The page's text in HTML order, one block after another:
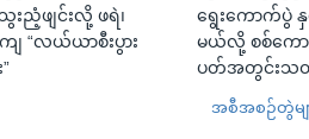
ညံ့ဖျင်းလို့ ဖရဲ၊
ျ “လယ်ယာစီးပွား
ရွေးကောက်ပွဲ နှ
မယ်လို့ စစ်ကော
ပတ်အတွင်းသတ
အစီအစဉ်တွဲမျ